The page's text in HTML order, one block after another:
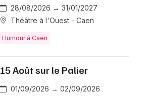
28/08/2026 → 31/01/2027
Théâtre à l'Ouest - Caen
Humour à Caen
15 Août sur le Palier
01/09/2026 → 02/09/2026